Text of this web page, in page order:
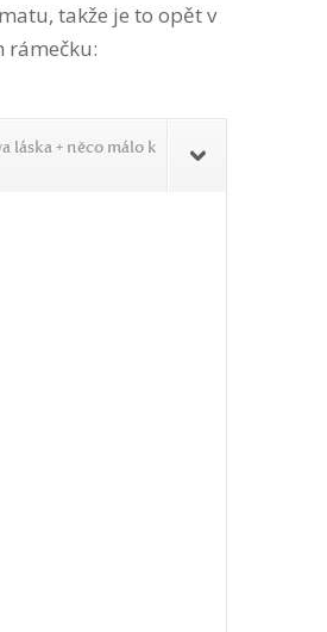
takže je to opět v
rámečku:
láska + něco málo k